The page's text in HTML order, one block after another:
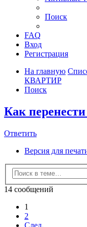
Поиск
FAQ
Вход
Регистрация
На главную
КВАРТИР
Поиск
Как
Ответить
Ответить
Версия для
14 сообщений
1
2
След.